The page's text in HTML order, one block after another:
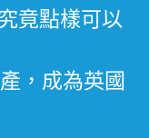
竟點樣可以
，成為英國